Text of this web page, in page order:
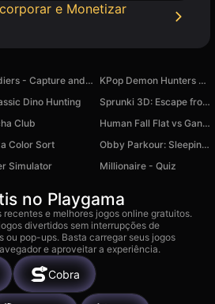
e Monetizar
Soldiers - Capture and Control!
KPop Demon Hunters - Gashapon Toys
Dino Hunting
Sprunki 3D: Escape from Prison
Club
Human Fall Flat vs Gang Beasts
Color Sort
Obby Parkour: Sleeping Brainrots
Simulator Millionaire - Quiz
no Playgama
recentes e melhores jogos online gratuitos.
divertidos sem interrupções de
ou pop-ups. Basta carregar seus jogos
e aproveitar a experiência.
Cobra